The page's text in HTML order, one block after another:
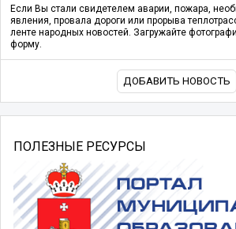
Если Вы стали свидетелем аварии, пожара,
явления, провала дороги или прорыва
ленте народных новостей. Загружайте
форму.
ДОБАВИТЬ НОВОСТЬ
ПОЛЕЗНЫЕ РЕСУРСЫ